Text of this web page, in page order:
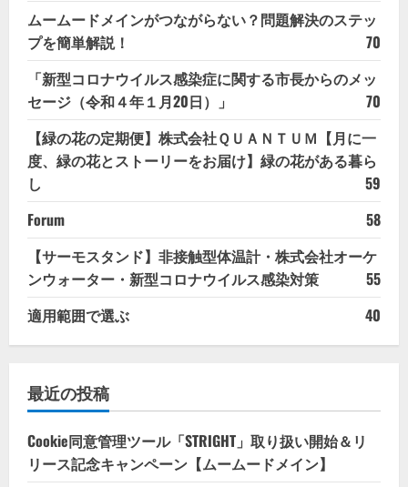
ムームードメインがつながらない？問題解決のステッ
プを簡単解説！
70
「新型コロナウイルス感染症に関する市長からのメッ
セージ（令和４年１月20日）」
70
【緑の花の定期便】株式会社ＱＵＡＮＴＵＭ【月に一
度、緑の花とストーリーをお届け】緑の花がある暮ら
し
59
Forum
58
【サーモスタンド】非接触型体温計・株式会社オーケ
ンウォーター・新型コロナウイルス感染対策
55
適用範囲で選ぶ
40
最近の投稿
Cookie同意管理ツール「STRIGHT」取り扱い開始＆リ
リース記念キャンペーン【ムームードメイン】